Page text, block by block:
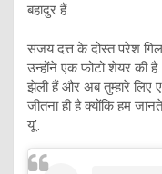
बहादुर हैं.
संजय दत्त के दोस्त परेश
उन्होंने एक फोटो शेयर की
झेली हैं और अब तुम्हारे
जीतना ही है क्योंकि हम
यू’.